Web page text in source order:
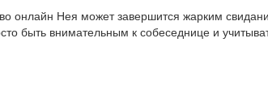
онлайн Нея может завершится жарким
быть внимательным к собеседнице и